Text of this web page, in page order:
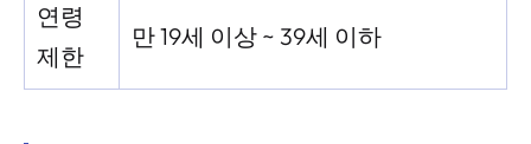
연령
제한
만 19세 이상 ~ 39세 이하